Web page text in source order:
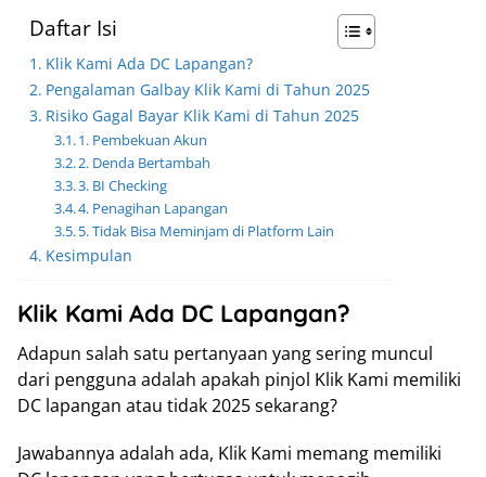
Daftar Isi
Klik Kami Ada DC Lapangan?
Pengalaman Galbay Klik Kami di Tahun 2025
Risiko Gagal Bayar Klik Kami di Tahun 2025
1. Pembekuan Akun
2. Denda Bertambah
3. BI Checking
4. Penagihan Lapangan
5. Tidak Bisa Meminjam di Platform Lain
Kesimpulan
Klik Kami Ada DC Lapangan?
Adapun salah satu pertanyaan yang sering muncul
dari pengguna adalah apakah pinjol Klik Kami memiliki
DC lapangan atau tidak 2025 sekarang?
Jawabannya adalah ada, Klik Kami memang memiliki